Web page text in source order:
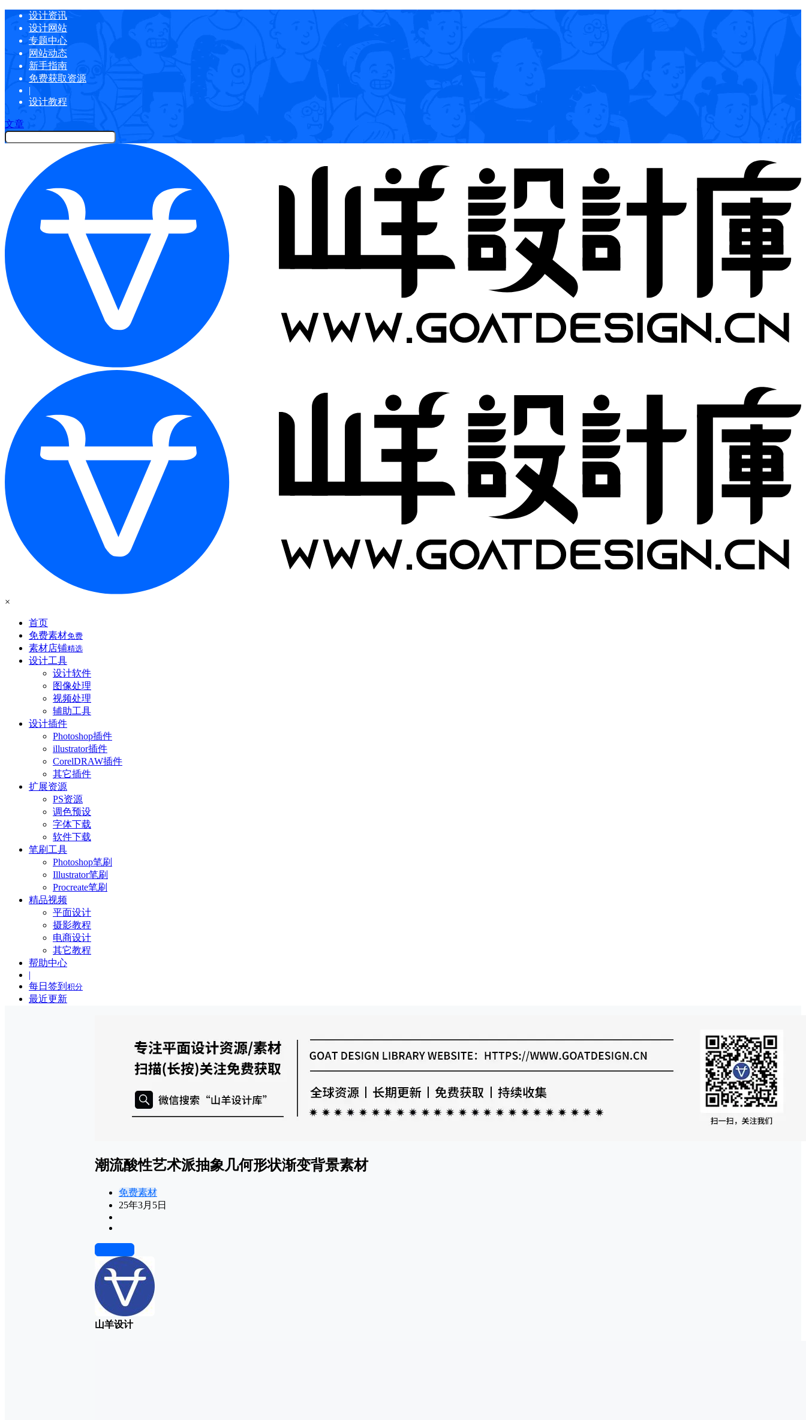
设计资讯
设计网站
专题中心
网站动态
新手指南
免费获取资源
|
设计教程
文章
×
首页
免费素材免费
素材店铺精选
设计工具
设计软件
图像处理
视频处理
辅助工具
设计插件
Photoshop插件
illustrator插件
CorelDRAW插件
其它插件
扩展资源
PS资源
调色预设
字体下载
软件下载
笔刷工具
Photoshop笔刷
Illustrator笔刷
Procreate笔刷
精品视频
平面设计
摄影教程
电商设计
其它教程
帮助中心
|
每日签到 积分
最近更新
潮流酸性艺术派抽象几何形状渐变背景素材
免费素材
25年3月5日
山羊设计